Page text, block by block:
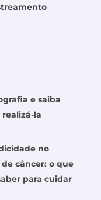
e saiba
la
no
câncer: o que
para cuidar